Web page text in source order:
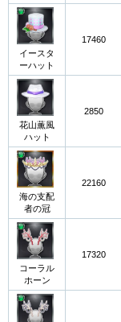
イースタ
ーハット
17460
花山薫風
ハット
2850
海の支配
者の冠
22160
コーラル
ホーン
17320